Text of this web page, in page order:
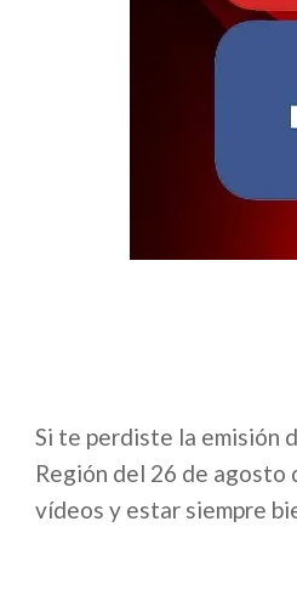
Si te perdiste la emisión
Región del 26 de agosto
vídeos y estar siempre